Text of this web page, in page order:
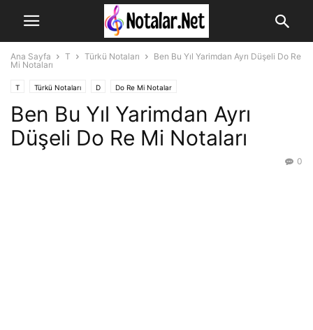
Ana Sayfa T Türkü Notaları
Ben Bu Yıl Yarimdan Ayrı Düşeli Do Re
Mi Notaları
T Türkü Notaları D Do Re Mi Notalar
Ben Bu Yıl Yarimdan Ayrı
Düşeli Do Re Mi Notaları
0